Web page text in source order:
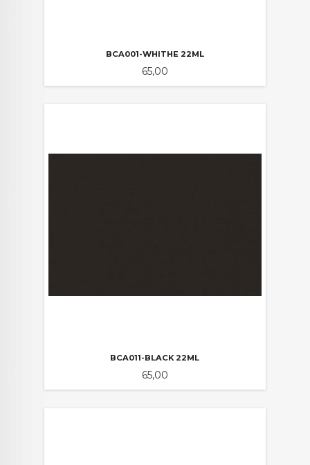
BCA001-WHITHE 22ML
Pris
65,00
BCA011-BLACK 22ML
Pris
65,00